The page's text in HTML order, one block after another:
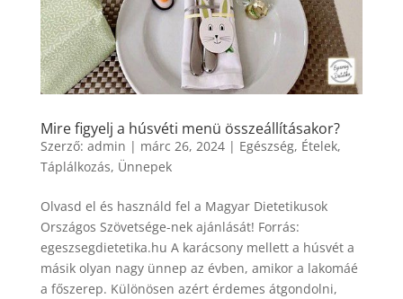
Mire figyelj a húsvéti menü összeállításakor?
Szerző: admin | márc 26, 2024| Egészség, Ételek,
Táplálkozás, Ünnepek
Olvasd el és használd fel a Magyar Dietetikusok
Országos Szövetsége-nek ajánlását! Forrás:
egeszsegdietetika.hu A karácsony mellett a húsvét a
másik olyan nagy ünnep az évben, amikor a lakomáé
a főszerep. Különösen azért érdemes átgondolni,